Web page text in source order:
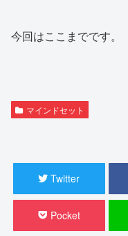
今回はここまでです。
マインドセット
Twitter
Pocket